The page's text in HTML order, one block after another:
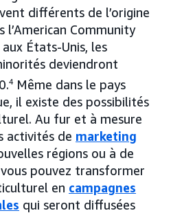
différents de l’origine
l’American Community
États-Unis, les
deviendront
4 Même dans le pays
il existe des possibilités
Au fur et à mesure
activités de marketing
régions ou à de
pouvez transformer
en campagnes
qui seront diffusées